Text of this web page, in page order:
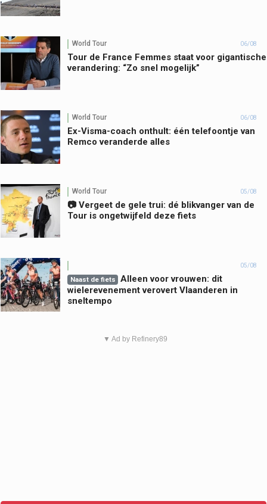
World Tour 06/08
Tour de France Femmes staat voor gigantische
verandering: “Zo snel mogelijk”
World Tour 06/08
Ex-Visma-coach onthult: één telefoontje van
Remco veranderde alles
World Tour 05/08
📷 Vergeet de gele trui: dé blikvanger van de
Tour is ongetwijfeld deze fiets
05/08
Naast de fiets
Alleen voor vrouwen: dit
wielerevenement verovert Vlaanderen in
sneltempo
▼ Ad by Refinery89